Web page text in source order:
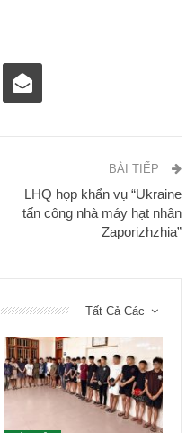
BÀI TIẾP
LHQ họp khẩn vụ “Ukraine
tấn công nhà máy hạt nhân
Zaporizhzhia”
Tất Cả Các